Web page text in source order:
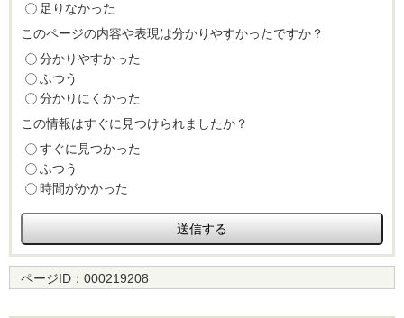
足りなかった
このページの内容や表現は分かりやすかったですか？
分かりやすかった
ふつう
分かりにくかった
この情報はすぐに見つけられましたか？
すぐに見つかった
ふつう
時間がかかった
ページID： 000219208